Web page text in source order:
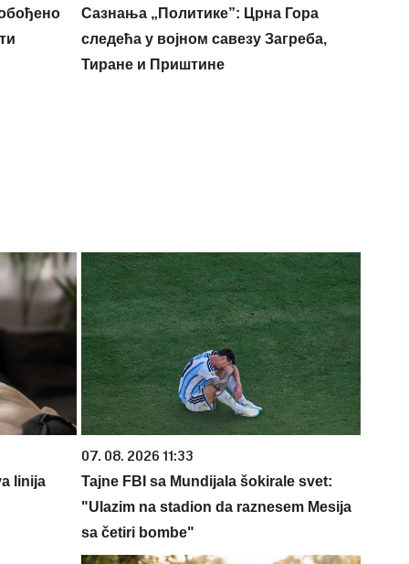
Сазнања „Политике”: Црна Гора
следећа у војном савезу Загреба,
Тиране и Приштине
linija
07. 08. 2026 11:33
Tajne FBI sa Mundijala šokirale svet:
"Ulazim na stadion da raznesem Mesija
sa četiri bombe"